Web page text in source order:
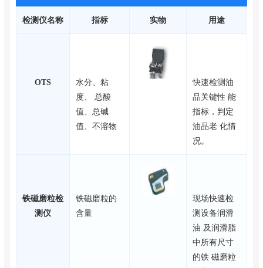
检测仪名称 指标 实物 用途
OTS
水分、粘
度、 总酸
值、总碱
值、不溶物
快速检测油
品关键性 能
指标，判定
油品老 化情
况。
铁磁磨粒检
测仪
铁磁磨粒的
含量
现场快速检
测设备润滑
油 及润滑脂
中所有尺寸
的铁 磁磨粒